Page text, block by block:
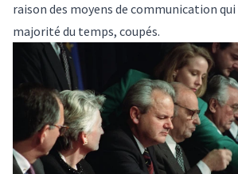
raison des moyens de communication
majorité du temps, coupés.